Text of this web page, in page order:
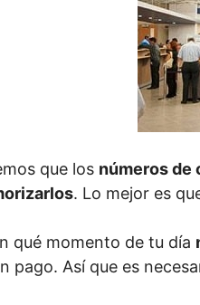
que los números de
. Lo mejor es
qué momento de tu día
pago. Así que es